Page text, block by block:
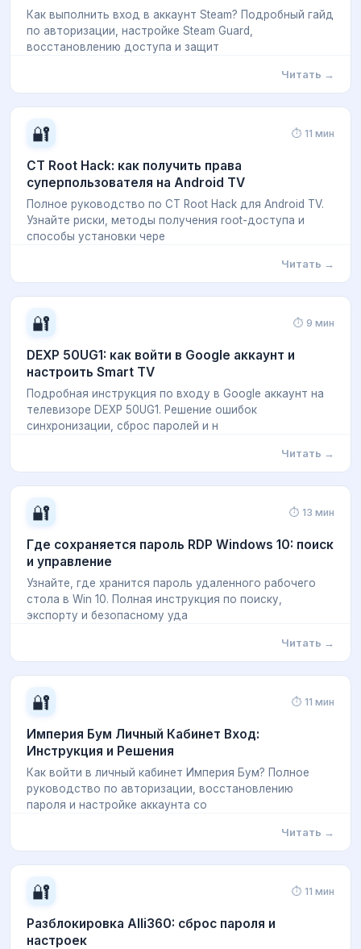
Как выполнить вход в аккаунт Steam? Подробный гайд
по авторизации, настройке Steam Guard,
восстановлению доступа и защит
Читать →
🔐 ⏱ 11 мин
CT Root Hack: как получить права
суперпользователя на Android TV
Полное руководство по CT Root Hack для Android TV.
Узнайте риски, методы получения root-доступа и
способы установки чере
Читать →
🔐 ⏱ 9 мин
DEXP 50UG1: как войти в Google аккаунт и
настроить Smart TV
Подробная инструкция по входу в Google аккаунт на
телевизоре DEXP 50UG1. Решение ошибок
синхронизации, сброс паролей и н
Читать →
🔐 ⏱ 13 мин
Где сохраняется пароль RDP Windows 10: поиск
и управление
Узнайте, где хранится пароль удаленного рабочего
стола в Win 10. Полная инструкция по поиску,
экспорту и безопасному уда
Читать →
🔐 ⏱ 11 мин
Империя Бум Личный Кабинет Вход:
Инструкция и Решения
Как войти в личный кабинет Империя Бум? Полное
руководство по авторизации, восстановлению
пароля и настройке аккаунта со
Читать →
🔐 ⏱ 11 мин
Разблокировка Alli360: сброс пароля и
настроек